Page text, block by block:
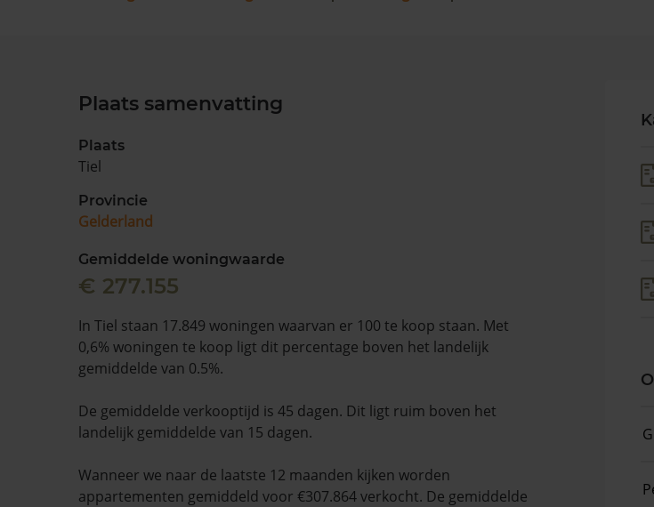
Plaats samenvatting
Plaats
Tiel
Provincie
Gelderland
Gemiddelde woningwaarde
€ 277.155
In Tiel staan 17.849 woningen waarvan er 100 te koop staan. Met
0,6% woningen te koop ligt dit percentage boven het landelijk
gemiddelde van 0.5%.
De gemiddelde verkooptijd is 45 dagen. Dit ligt ruim boven het
landelijk gemiddelde van 15 dagen.
Wanneer we naar de laatste 12 maanden kijken worden
appartementen gemiddeld voor €307.864 verkocht. De gemiddelde